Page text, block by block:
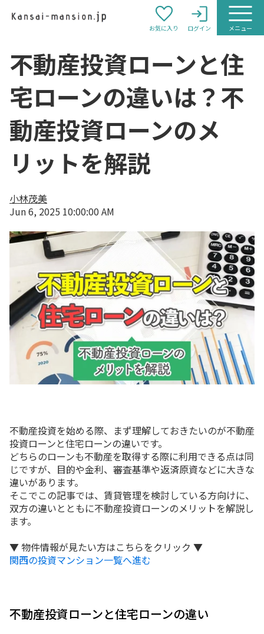
お気に入り ログイン メニュー
不動産投資ローンと住
宅ローンの違いは？不
動産投資ローンのメ
リットを解説
小林茂美
Jun 6, 2025 10:00:00 AM
不動産投資を始める際、まず理解しておきたいのが不動産
投資ローンと住宅ローンの違いです。
どちらのローンも不動産を取得する際に利用できる点は同
じですが、目的や金利、審査基準や返済原資などに大きな
違いがあります。
そこでこの記事では、賃貸管理を検討している方向けに、
双方の違いとともに不動産投資ローンのメリットを解説し
ます。
▼ 物件情報が見たい方はこちらをクリック ▼
関西の投資マンション一覧へ進む
不動産投資ローンと住宅ローンの違い